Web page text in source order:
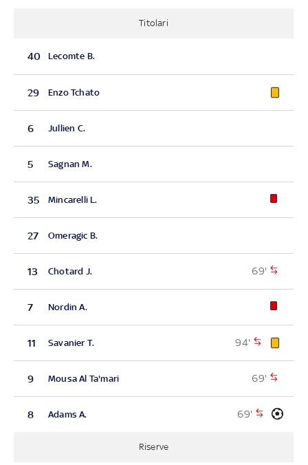
Titolari
40 Lecomte B.
29 Enzo Tchato
6 Jullien C.
5 Sagnan M.
35 Mincarelli L.
27 Omeragic B.
13 Chotard J. 69'
7 Nordin A.
11 Savanier T. 94'
9 Mousa Al Ta'mari 69'
8 Adams A. 69'
Riserve